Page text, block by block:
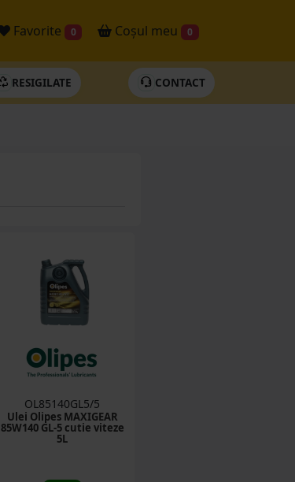
Favorite 0 Coșul meu 0
RESIGILATE CONTACT
OL85140GL5/5
Ulei Olipes MAXIGEAR
85W140 GL-5 cutie viteze
5L